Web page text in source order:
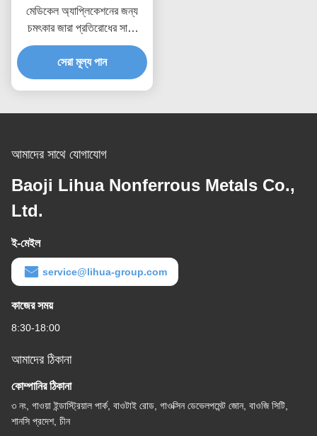
মেডিকেল অ্যাপ্লিকেশনের জন্য
চমৎকার জারা প্রতিরোধের সাথে
ASTM B265 Gr2 Gr5
টাইটানিয়াম রাউন্ড বার
সেরা মূল্য পান
আমাদের সাথে যোগাযোগ
Baoji Lihua Nonferrous Metals Co.,
Ltd.
ই-মেইল
service@lihua-group.com
কাজের সময়
8:30-18:00
আমাদের ঠিকানা
কোম্পানির ঠিকানা
৩ নং, গাওয়া ইন্ডাস্ট্রিয়াল পার্ক, বাওটাই রোড, গাওক্সিন ডেভেলপমেন্ট জোন, বাওজি সিটি,
শানসি প্রদেশ, চীন